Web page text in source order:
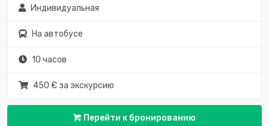
Индивидуальная
На автобусе
10 часов
450 € за экскурсию
Перейти к бронированию